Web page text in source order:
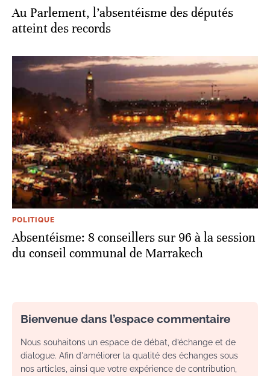
Au Parlement, l’absentéisme des députés
atteint des records
POLITIQUE
Absentéisme: 8 conseillers sur 96 à la session
du conseil communal de Marrakech
Bienvenue dans l’espace commentaire
Nous souhaitons un espace de débat, d’échange et de
dialogue. Afin d'améliorer la qualité des échanges sous
nos articles, ainsi que votre expérience de contribution,